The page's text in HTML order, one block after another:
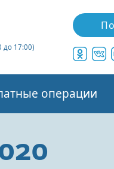
до 17:00)
операции